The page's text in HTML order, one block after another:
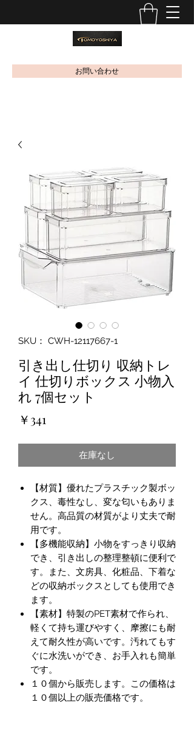
お問い合わせ
SKU： CWH-12117667-1
引き出し仕切り 収納トレ
イ 仕切りボックス 小物入
れ 7個セット
￥341
在庫なし
【材質】優れたプラスチック製ボッ
クス、毒性なし、変な匂いもありま
せん。高品質の材質がより丈夫で耐
用です。
【多機能収納】小物をすっきり収納
でき、引き出しの整理整頓に便利で
す。また、文房具、化粧品、下着な
どの収納ボックスとしても使用でき
ます。
【素材】特製のPET素材で作られ、
軽くて持ち運びやすく、摩擦にも耐
えて耐久性が高いです。汚れてもす
ぐに水洗いができ、お手入れも簡単
です。
１０個から販売します。この価格は
１０個以上の販売価格です。